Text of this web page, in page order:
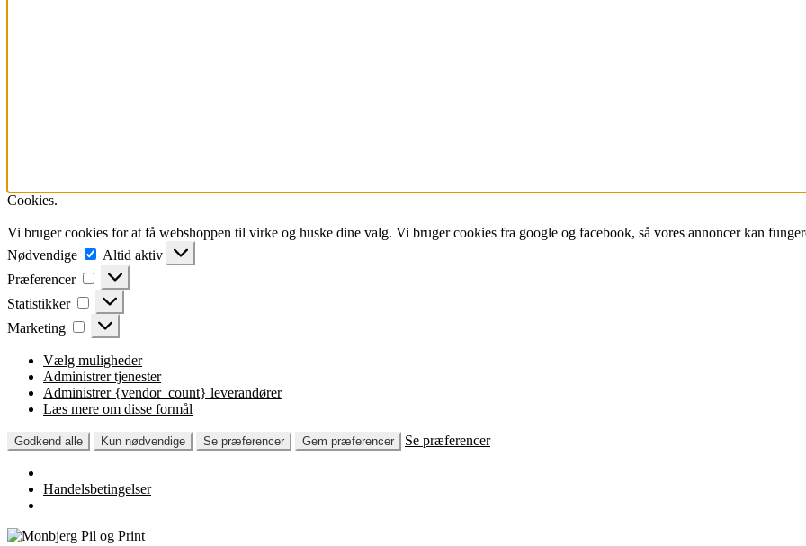
Cookies.
Vi bruger cookies for at få webshoppen til virke og huske dine valg. Vi bruger cookies fra google og facebook, så vores annoncer kan
Nødvendige
Nødvendige
Altid aktiv
Præferencer
Præferencer
Statistikker Statistikker
Marketing Marketing
Vælg muligheder
Administrer tjenester
Administrer {vendor_count} leverandører
Læs mere om disse formål
Godkend alle Kun nødvendige Se præferencer Gem præferencer Se præferencer
Handelsbetingelser
Spring
Spring